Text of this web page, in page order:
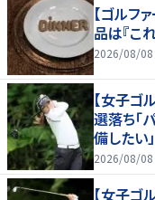
【ゴルフ
品は『これ
2026/08/08
【女子ゴ
選落ち「
備したい」
2026/08/08
【女子ゴ